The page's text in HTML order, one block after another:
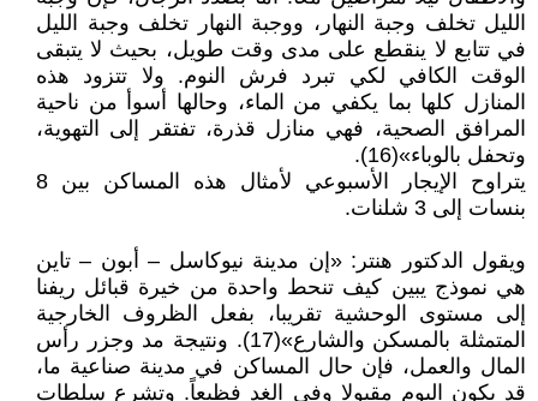
الليل تخلف وجبة النهار، ووجبة النهار تخلف وجبة الليل
في تتابع لا ينقطع على مدى وقت طويل، بحيث لا يتبقى
الوقت الكافي لكي تبرد فرش النوم. ولا تتزود هذه
المنازل كلها بما يكفي من الماء، وحالها أسوأ من ناحية
المرافق الصحية، فهي منازل قذرة، تفتقر إلى التهوية،
وتحفل بالوباء»(16).
يتراوح الإيجار الأسبوعي لأمثال هذه المساكن بين 8
بنسات إلى 3 شلنات.
ويقول الدكتور هنتر: «إن مدينة نيوكاسل – أبون – تاين
هي نموذج يبين كيف تنحط واحدة من خيرة قبائل ريفنا
إلى مستوى الوحشية تقريبا، بفعل الظروف الخارجية
المتمثلة بالمسكن والشارع»(17). ونتيجة مد وجزر رأس
المال والعمل، فإن حال المساكن في مدينة صناعية ما،
قد يكون اليوم مقبولا وفي الغد فظيعاً. وتشرع سلطات